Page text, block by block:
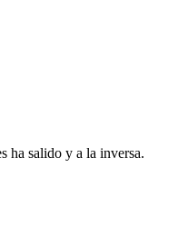
ha salido y a la inversa.